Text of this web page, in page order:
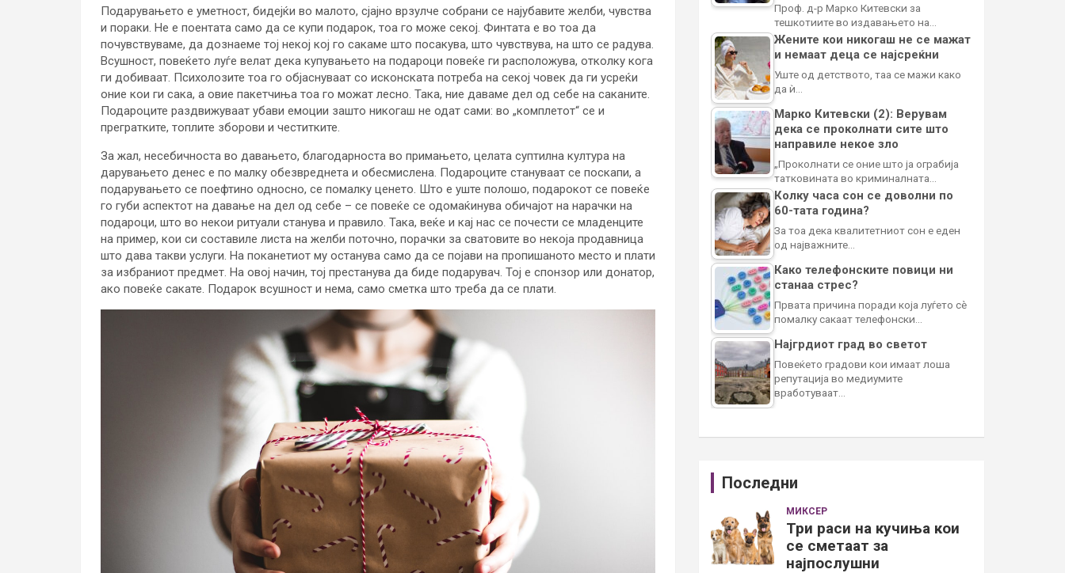
Подарувањето е уметност, бидејќи во малото, сјајно врзулче собрани се најубавите желби, чувства
и пораки. Не е поентата само да се купи подарок, тоа го може секој. Финтата е во тоа да
почувствуваме, да дознаеме тој некој кој го сакаме што посакува, што чувствува, на што се радува.
Всушност, повеќето луѓе велат дека купувањето на подароци повеќе ги расположува, отколку кога
ги добиваат. Психолозите тоа го објаснуваат со исконската потреба на секој човек да ги усреќи
оние кои ги сака, а овие пакетчиња тоа го можат лесно. Така, ние даваме дел од себе на саканите.
Подароците раздвижуваат убави емоции зашто никогаш не одат сами: во „комплетот“ се и
прегратките, топлите зборови и честитките.
За жал, несебичноста во давањето, благодарноста во примањето, целата суптилна култура на
дарувањето денес е по малку обезвреднета и обесмислена. Подароците стануваат се поскапи, а
подарувањето се поефтино односно, се помалку ценето. Што е уште полошо, подарокот се повеќе
го губи аспектот на давање на дел од себе – се повеќе се одомаќинува обичајот на нарачки на
подароци, што во некои ритуали станува и правило. Така, веќе и кај нас се почести се младенците
на пример, кои си составиле листа на желби поточно, порачки за сватовите во некоја продавница
што дава такви услуги. На поканетиот му останува само да се појави на пропишаното место и плати
за избраниот предмет. На овој начин, тој престанува да биде подарувач. Тој е спонзор или донатор,
ако повеќе сакате. Подарок всушност и нема, само сметка што треба да се плати.
Проф. д-р Марко Китевски за
тешкотиите во издавањето на…
Жените кои никогаш не се мажат
и немаат деца се најсреќни
Уште од детството, таа се мажи како
да ѝ…
Марко Китевски (2): Верувам
дека се проколнати сите што
направиле некое зло
„Проколнати се оние што ја ограбија
татковината во криминалната…
Колку часа сон се доволни по
60-тата година?
За тоа дека квалитетниот сон е еден
од најважните…
Како телефонските повици ни
станаа стрес?
Првата причина поради која луѓето сè
помалку сакаат телефонски…
Најгрдиот град во светот
Повеќето градови кои имаат лоша
репутација во медиумите
вработуваат…
Последни
МИКСЕР
Три раси на кучиња кои
се сметаат за
најпослушни